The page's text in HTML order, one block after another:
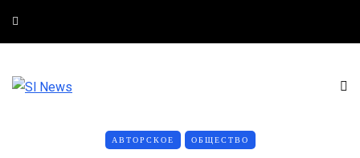
АВТОРСКОЕ ОБЩЕСТВО